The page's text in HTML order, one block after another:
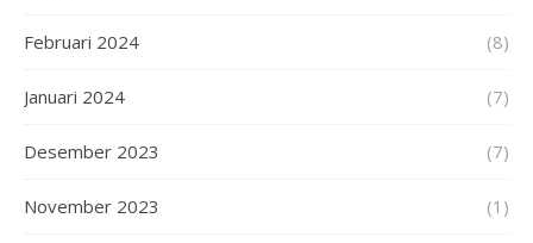
Februari 2024 (8)
Januari 2024 (7)
Desember 2023 (7)
November 2023 (1)